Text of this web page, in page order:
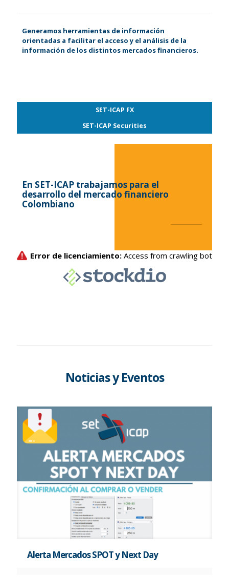
Generamos herramientas de información
orientadas a facilitar el acceso y el análisis de la
información de los distintos mercados financieros.
SET-ICAP FX
SET-ICAP Securities
En SET-ICAP trabajamos para el
desarrollo del mercado financiero
Colombiano
Noticias y Eventos
Alerta Mercados SPOT y Next Day